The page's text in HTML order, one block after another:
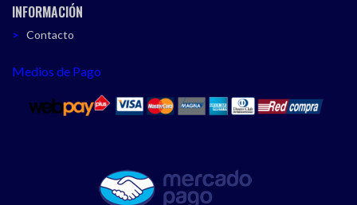
INFORMACIÓN
Contacto
Medios de Pago